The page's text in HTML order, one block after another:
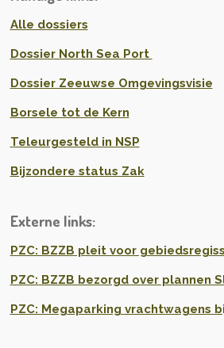
Alle dossiers
Dossier North Sea Port
Dossier Zeeuwse Omgevingsvisie
Borsele tot de Kern
Teleurgesteld in NSP
Bijzondere status Zak
Externe links:
PZC: BZZB pleit voor
PZC: BZZB bezorgd over plannen
PZC: Megaparking vrachtwagens